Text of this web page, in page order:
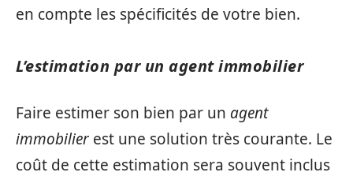
en compte les spécificités de votre bien.
L’estimation par un agent immobilier
Faire estimer son bien par un agent
immobilier est une solution très courante. Le
coût de cette estimation sera souvent inclus